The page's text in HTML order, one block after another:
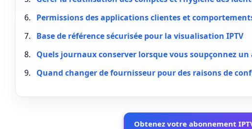
Permissions des applications clientes et
Base de référence sécurisée pour la visualisation IPTV
Quels journaux conserver lorsque vous soupçonnez un
Quand changer de fournisseur pour des raisons de
Obtenez votre abonnement